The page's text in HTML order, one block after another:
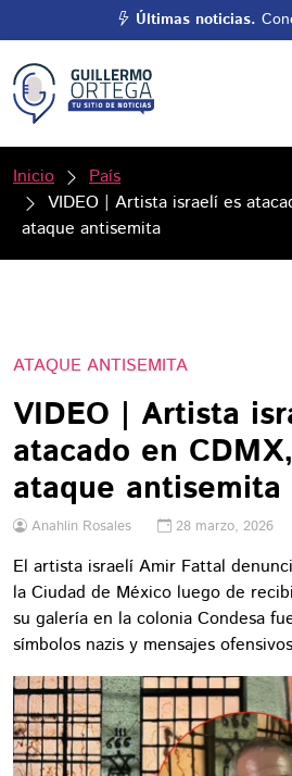
Últimas noticias.
Inicio
País
VIDEO | Artista israelí es
ataque antisemita
ATAQUE ANTISEMITA
VIDEO | Artista
atacado en
ataque antisemita
Anahlin Rosales 28 marzo, 2026
El artista israelí Amir Fattal
la Ciudad de México luego de
su galería en la colonia Condesa
símbolos nazis y mensajes ofensivos